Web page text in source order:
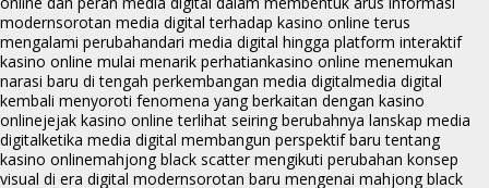
modernsorotan media digital terhadap kasino online terus
mengalami perubahandari media digital hingga platform interaktif
kasino online mulai menarik perhatiankasino online menemukan
narasi baru di tengah perkembangan media digitalmedia digital
kembali menyoroti fenomena yang berkaitan dengan kasino
onlinejejak kasino online terlihat seiring berubahnya lanskap media
digitalketika media digital membangun perspektif baru tentang
kasino onlinemahjong black scatter mengikuti perubahan konsep
visual di era digital modernsorotan baru mengenai mahjong black